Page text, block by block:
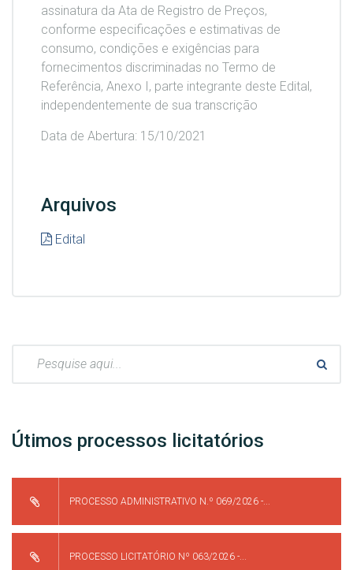
assinatura da Ata de Registro de Preços,
conforme especificações e estimativas de
consumo, condições e exigências para
fornecimentos discriminadas no Termo de
Referência, Anexo I, parte integrante deste Edital,
independentemente de sua transcrição
Data de Abertura: 15/10/2021
Arquivos
Edital
Útimos processos licitatórios
PROCESSO ADMINISTRATIVO N.º 069/2026 -...
PROCESSO LICITATÓRIO Nº 063/2026 -...